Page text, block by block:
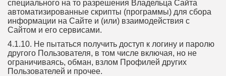
специального на то разрешения Владельца Сайта
автоматизированные скрипты (программы) для сбора
информации на Сайте и (или) взаимодействия с
Сайтом и его сервисами.
4.1.10. Не пытаться получить доступ к логину и паролю
другого Пользователя, в том числе включая, но не
ограничиваясь, обман, взлом Профилей других
Пользователей и прочее.